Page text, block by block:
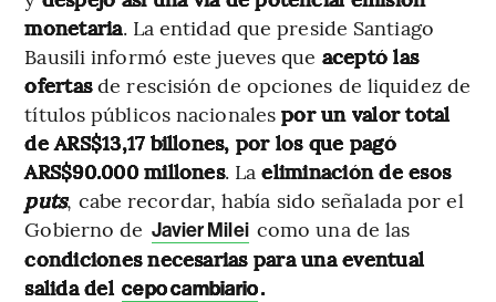
monetaria. La entidad que preside Santiago
Bausili informó este jueves que aceptó las
ofertasde rescisión de opciones de liquidez de
títulos públicos nacionalespor un valor total
de ARS$13,17 billones, por los que pagó
ARS$90.000 millones. Laeliminación de esos
puts, cabe recordar, había sido señalada por el
Gobierno de Javier Milei como una de las
condiciones necesarias para una eventual
salida del cepo cambiario.